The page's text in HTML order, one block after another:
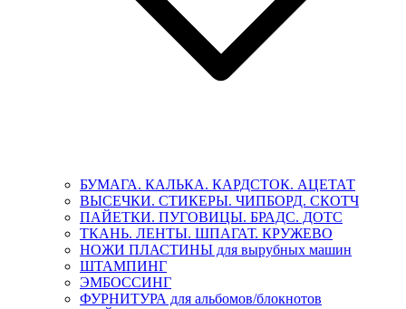
БУМАГА. КАЛЬКА. КАРДСТОК. АЦЕТАТ
ВЫСЕЧКИ. СТИКЕРЫ. ЧИПБОРД. СКОТЧ
ПАЙЕТКИ. ПУГОВИЦЫ. БРАДС. ДОТС
ТКАНЬ. ЛЕНТЫ. ШПАГАТ. КРУЖЕВО
НОЖИ ПЛАСТИНЫ для вырубных машин
ШТАМПИНГ
ЭМБОССИНГ
ФУРНИТУРА для альбомов/блокнотов